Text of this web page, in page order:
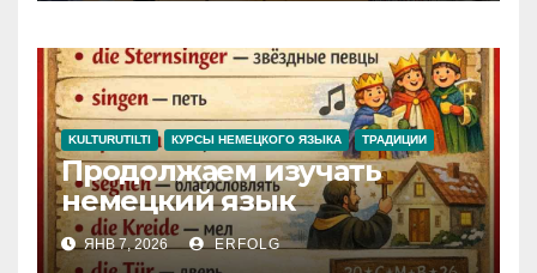
KULTURUTILTI КУРСЫ НЕМЕЦКОГО ЯЗЫКА ТРАДИЦИИ
Продолжаем изучать
немецкий язык
ЯНВ 7, 2026 ERFOLG